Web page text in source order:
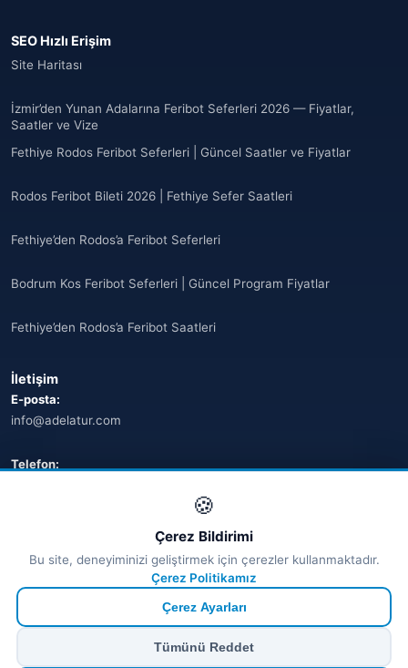
SEO Hızlı Erişim
Site Haritası
İzmir’den Yunan Adalarına Feribot Seferleri 2026 — Fiyatlar,
Saatler ve Vize
Fethiye Rodos Feribot Seferleri | Güncel Saatler ve Fiyatlar
Rodos Feribot Bileti 2026 | Fethiye Sefer Saatleri
Fethiye’den Rodos’a Feribot Seferleri
Bodrum Kos Feribot Seferleri | Güncel Program Fiyatlar
Fethiye’den Rodos’a Feribot Saatleri
İletişim
E-posta:
info@adelatur.com
Telefon:
💬 WhatsApp
€ EUR $ USD
🍪
Çerez Bildirimi
Bu site, deneyiminizi geliştirmek için çerezler kullanmaktadır.
Çerez Politikamız
Çerez Ayarları
Tümünü Reddet